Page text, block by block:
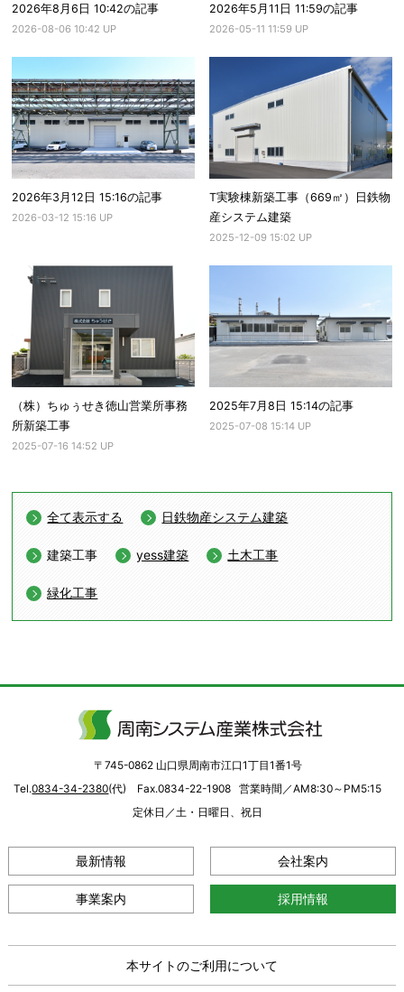
2026年8月6日 10:42の記事
2026-08-06 10:42 UP
2026年5月11日 11:59の記事
2026-05-11 11:59 UP
2026年3月12日 15:16の記事
2026-03-12 15:16 UP
T実験棟新築工事（669㎡）日鉄物
産システム建築
2025-12-09 15:02 UP
（株）ちゅぅせき徳山営業所事務
所新築工事
2025-07-16 14:52 UP
2025年7月8日 15:14の記事
2025-07-08 15:14 UP
全て表示する 日鉄物産システム建築
建築工事 yess建築 土木工事
緑化工事
〒745-0862 山口県周南市江口1丁目1番1号
Tel.0834-34-2380(代) Fax.0834-22-1908
営業時間／AM8:30～PM5:15
定休日／土・日曜日、祝日
最新情報 会社案内
事業案内 採用情報
本サイトのご利用について